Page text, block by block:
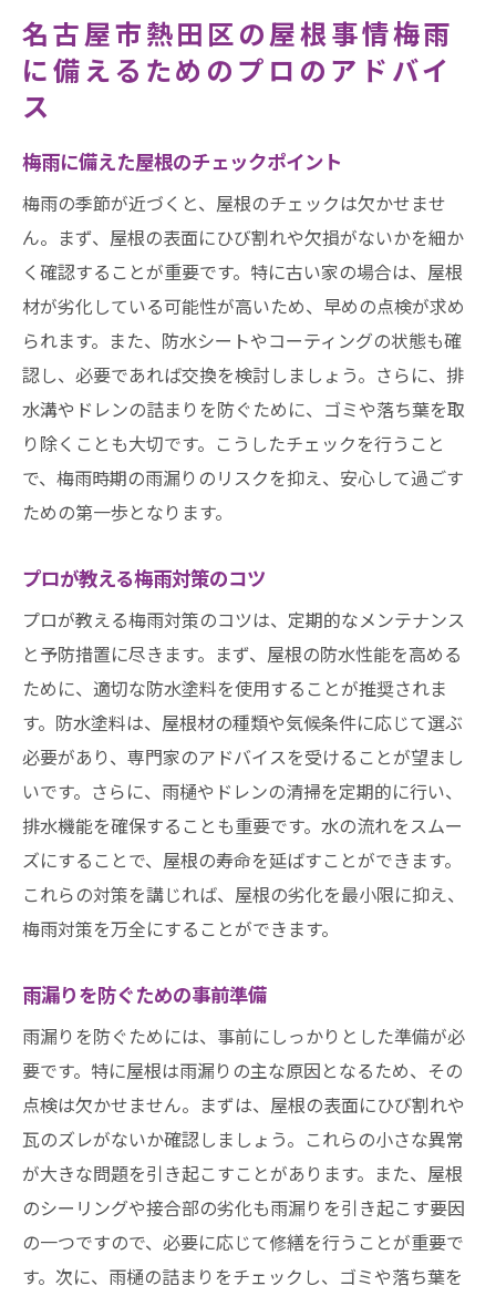
名古屋市熱田区の屋根事情梅雨
に備えるためのプロのアドバイ
ス
梅雨に備えた屋根のチェックポイント
梅雨の季節が近づくと、屋根のチェックは欠かせませ
ん。まず、屋根の表面にひび割れや欠損がないかを細か
く確認することが重要です。特に古い家の場合は、屋根
材が劣化している可能性が高いため、早めの点検が求め
られます。また、防水シートやコーティングの状態も確
認し、必要であれば交換を検討しましょう。さらに、排
水溝やドレンの詰まりを防ぐために、ゴミや落ち葉を取
り除くことも大切です。こうしたチェックを行うこと
で、梅雨時期の雨漏りのリスクを抑え、安心して過ごす
ための第一歩となります。
プロが教える梅雨対策のコツ
プロが教える梅雨対策のコツは、定期的なメンテナンス
と予防措置に尽きます。まず、屋根の防水性能を高める
ために、適切な防水塗料を使用することが推奨されま
す。防水塗料は、屋根材の種類や気候条件に応じて選ぶ
必要があり、専門家のアドバイスを受けることが望まし
いです。さらに、雨樋やドレンの清掃を定期的に行い、
排水機能を確保することも重要です。水の流れをスムー
ズにすることで、屋根の寿命を延ばすことができます。
これらの対策を講じれば、屋根の劣化を最小限に抑え、
梅雨対策を万全にすることができます。
雨漏りを防ぐための事前準備
雨漏りを防ぐためには、事前にしっかりとした準備が必
要です。特に屋根は雨漏りの主な原因となるため、その
点検は欠かせません。まずは、屋根の表面にひび割れや
瓦のズレがないか確認しましょう。これらの小さな異常
が大きな問題を引き起こすことがあります。また、屋根
のシーリングや接合部の劣化も雨漏りを引き起こす要因
の一つですので、必要に応じて修繕を行うことが重要で
す。次に、雨樋の詰まりをチェックし、ゴミや落ち葉を